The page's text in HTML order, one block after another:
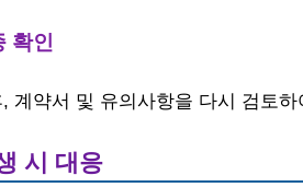
확인
계약서 및 유의사항을 다시 검토
시 대응